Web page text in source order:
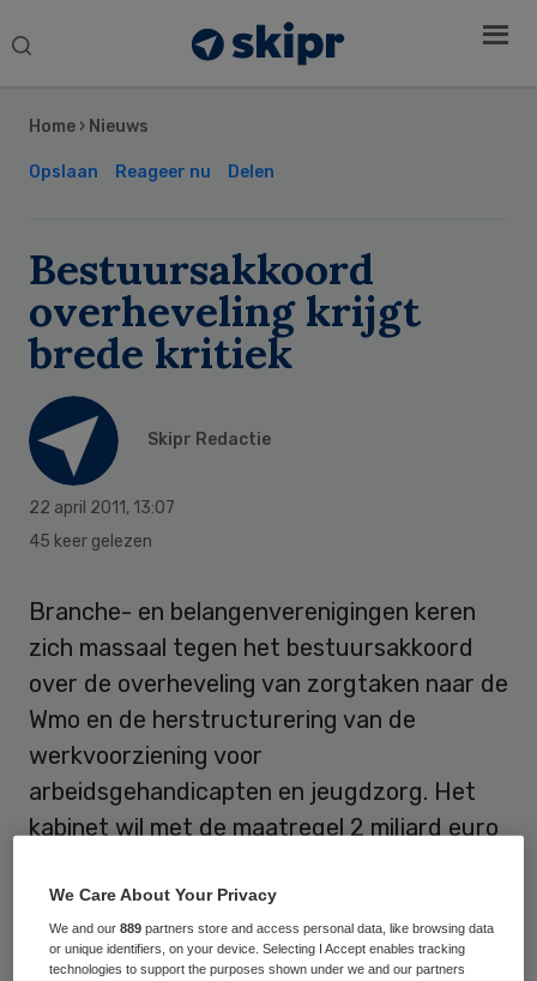
Search
Home › Nieuws
Opslaan Reageer nu Delen
Bestuursakkoord
overheveling krijgt
brede kritiek
Skipr Redactie
22 april 2011, 13:07
45 keer gelezen
Branche- en belangenverenigingen keren
zich massaal tegen het bestuursakkoord
over de overheveling van zorgtaken naar de
Wmo en de herstructurering van de
werkvoorziening voor
arbeidsgehandicapten en jeugdzorg. Het
kabinet wil met de maatregel 2 miljard euro
Willekeur
Sidebar
We Care About Your Privacy
We and our889 partners store and access personal data, like browsing data
or unique identifiers, on your device. Selecting I Accept enables tracking
technologies to support the purposes shown under we and our partners